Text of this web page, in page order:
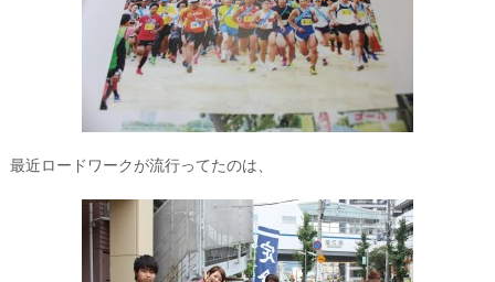
最近ロードワークが流行ってたのは、